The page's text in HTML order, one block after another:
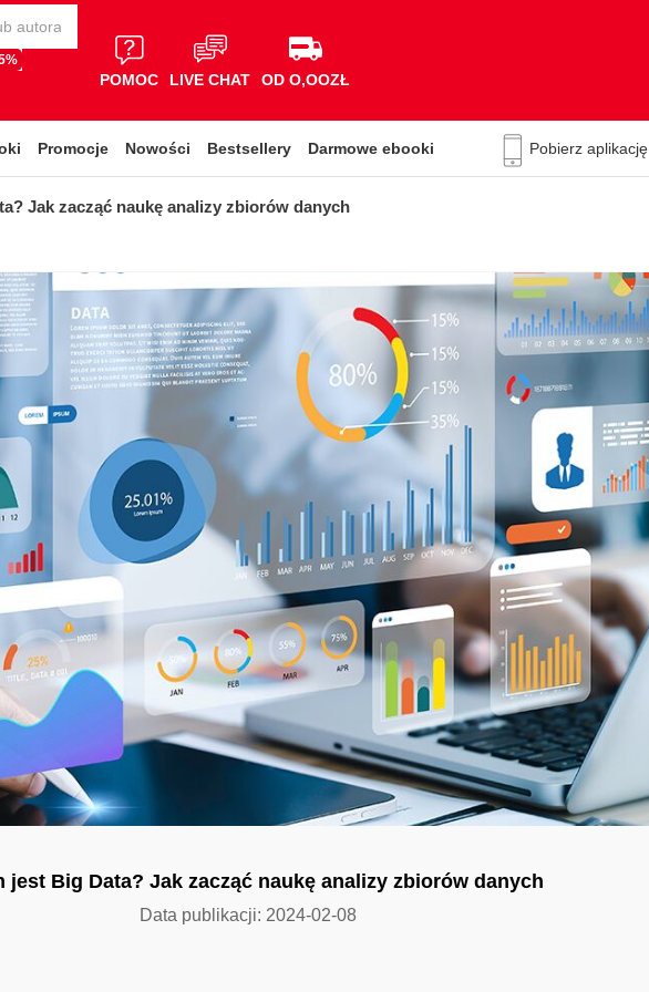
POMOC LIVE CHAT OD O,OOZŁ
Promocje Nowości Bestsellery Darmowe ebooki Pobierz aplikację
Jak zacząć naukę analizy zbiorów danych
jest Big Data? Jak zacząć naukę analizy zbiorów danych
Data publikacji: 2024-02-08